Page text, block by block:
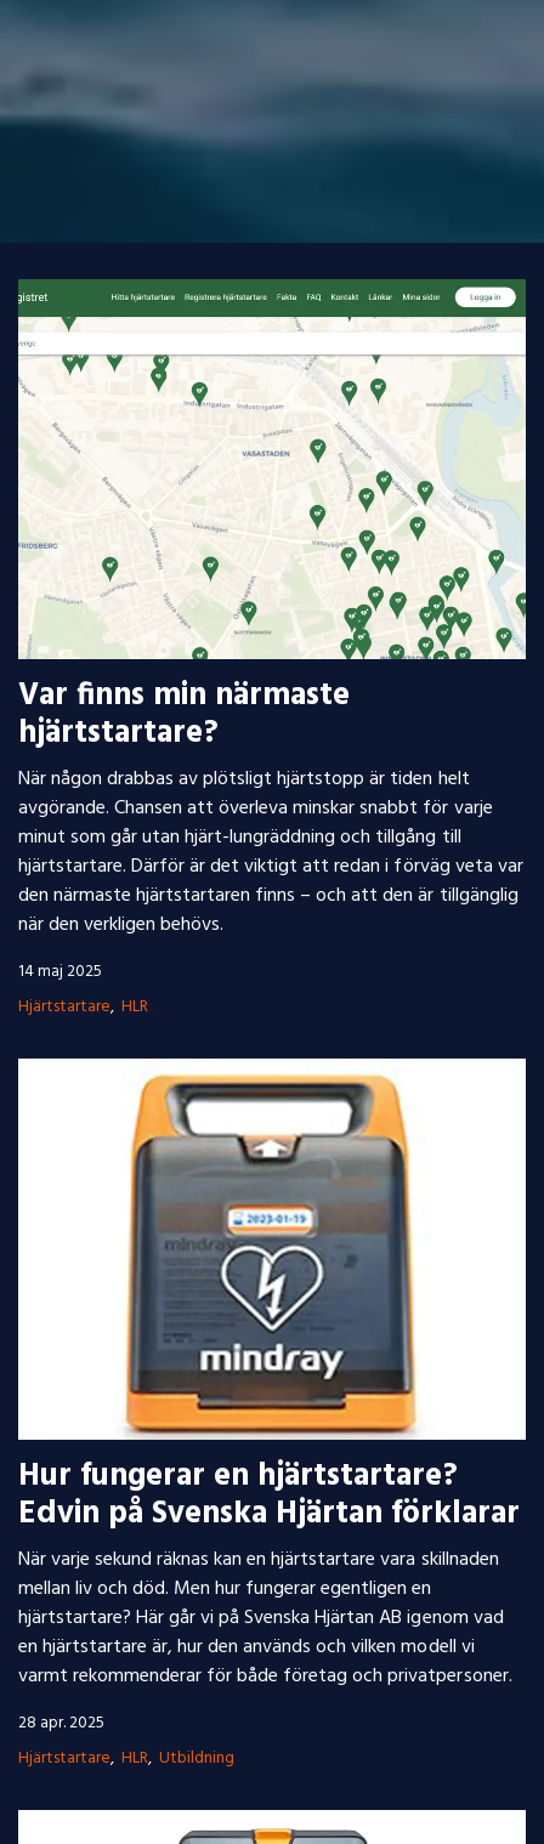
Var finns min närmaste
hjärtstartare?
När någon drabbas av plötsligt hjärtstopp är tiden helt
avgörande. Chansen att överleva minskar snabbt för varje
minut som går utan hjärt-lungräddning och tillgång till
hjärtstartare. Därför är det viktigt att redan i förväg veta var
den närmaste hjärtstartaren finns – och att den är tillgänglig
när den verkligen behövs.
14 maj 2025
Hjärtstartare HLR
Hur fungerar en hjärtstartare?
Edvin på Svenska Hjärtan förklarar
När varje sekund räknas kan en hjärtstartare vara skillnaden
mellan liv och död. Men hur fungerar egentligen en
hjärtstartare? Här går vi på Svenska Hjärtan AB igenom vad
en hjärtstartare är, hur den används och vilken modell vi
varmt rekommenderar för både företag och privatpersoner.
28 apr. 2025
Hjärtstartare HLR Utbildning